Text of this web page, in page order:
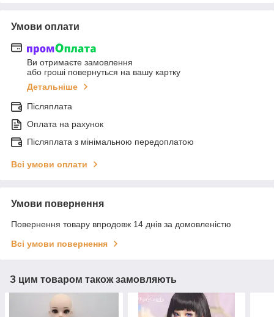
Умови оплати
Ви отримаєте замовлення
або гроші повернуться на вашу картку
Детальніше
Післяплата
Оплата на рахунок
Післяплата з мінімальною передоплатою
Всі умови оплати
Умови повернення
Повернення товару впродовж 14 днів за домовленістю
Всі умови повернення
З цим товаром також замовляють